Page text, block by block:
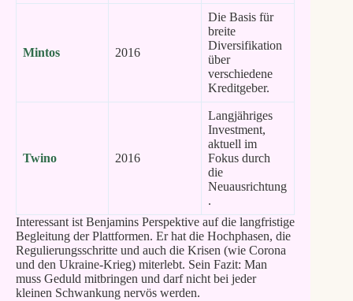
Mintos 2016
Die Basis für
breite
Diversifikation
über
verschiedene
Kreditgeber.
Twino 2016
Langjähriges
Investment,
aktuell im
Fokus durch
die
Neuausrichtung
.
Interessant ist Benjamins Perspektive auf die langfristige
Begleitung der Plattformen. Er hat die Hochphasen, die
Regulierungsschritte und auch die Krisen (wie Corona
und den Ukraine-Krieg) miterlebt. Sein Fazit: Man
muss Geduld mitbringen und darf nicht bei jeder
kleinen Schwankung nervös werden.